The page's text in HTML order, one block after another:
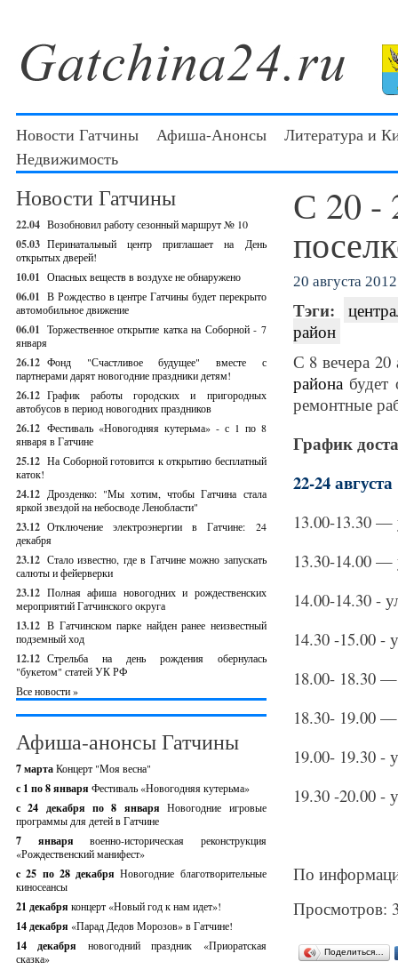
Новости Гатчины Афиша-Анонсы
Литература и
Недвижимость
Новости Гатчины
22.04 Возобновил работу сезонный маршрут № 10
05.03 Перинатальный центр приглашает на День
открытых дверей!
10.01 Опасных веществ в воздухе не обнаружено
06.01 В Рождество в центре Гатчины будет перекрыто
автомобильное движение
06.01 Торжественное открытие катка на Соборной - 7
января
26.12 Фонд "Счастливое будущее" вместе с
партнерами дарят новогодние праздники детям!
26.12 График работы городских и пригородных
автобусов в период новогодних праздников
26.12 Фестиваль «Новогодняя кутерьма» - с 1 по 8
января в Гатчине
25.12 На Соборной готовится к открытию бесплатный
каток!
24.12 Дрозденко: "Мы хотим, чтобы Гатчина стала
яркой звездой на небосводе Ленобласти"
23.12 Отключение электроэнергии в Гатчине: 24
декабря
23.12 Стало известно, где в Гатчине можно запускать
салюты и фейерверки
23.12 Полная афиша новогодних и рождественских
мероприятий Гатчинского округа
13.12 В Гатчинском парке найден ранее неизвестный
подземный ход
12.12 Стрельба на день рождения обернулась
"букетом" статей УК РФ
Все новости »
Афиша-анонсы Гатчины
7 мартаКонцерт "Моя весна"
с 1 по 8 января Фестиваль «Новогодняя кутерьма»
с 24 декабря по 8 январяНовогодние игровые
программы для детей в Гатчине
7 январявоенно-историческая реконструкция
«Рождественский манифест»
c 25 по 28 декабряНовогодние благотворительные
киносеансы
21 декабря концерт «Новый год к нам идет»!
14 декабря «Парад Дедов Морозов» в Гатчине!
14 декабря новогодний праздник «Приоратская
сказка»
С 20 -
20 августа 2012
Тэги:
район
С 8 вечера 20
районабудет
ремонтные
График
22-24 августа
13.00-13.30
13.30-14.00
14.00-14.30 -
14.30 -15.00 -
18.00- 18.30
18.30- 19.00
19.00- 19.30 -
19.30 -20.00 -
По
Просмотров:
Поделиться…